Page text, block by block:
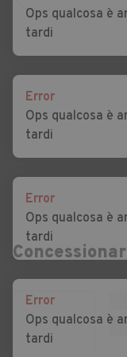
Auto usate
Auto usate Bene
Auto usate Bergolo
Auto usate
Auto usate
Auto usate
Auto usate Bra
Auto usate
Ops qualcosa è
tardi
Error
Ops qualcosa è
tardi
Error
Ops qualcosa è
tardi
Error
Ops qualcosa è
tardi